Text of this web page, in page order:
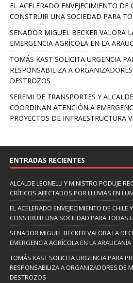
EL ACELERADO ENVEJECIMIENTO DE
CONSTRUIR UNA SOCIEDAD PARA
SENADOR MIGUEL BECKER VALORA
EMERGENCIA AGRÍCOLA EN LA
TOMÁS KAST SOLICITA URGENCIA
RESPONSABILIZA A
DESTROZOS
SEREMI DE TRANSPORTES Y
COORDINAN ATENCIÓN A
PROYECTOS DE INFRAESTRUCTURA
ENTRADAS RECIENTES
ALCALDE LEONELLI Y MINISTRO PODUJE
CRÍTICOS AFECTADOS POR LLUVIAS EN
EL ACELERADO ENVEJECIMIENTO DE CHILE
CONSTRUIR UNA SOCIEDAD PARA TODAS
SENADOR MIGUEL BECKER VALORA LA
EMERGENCIA AGRÍCOLA EN LA ARAUCANÍA
TOMÁS KAST SOLICITA URGENCIA PARA
RESPONSABILIZA A ORGANIZADORES DE
DESTROZOS